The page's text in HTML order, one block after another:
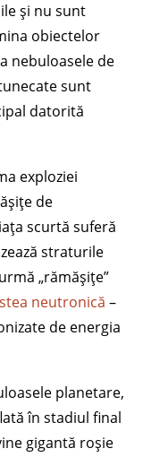
și nu sunt
obiectelor
nebuloasele de
sunt
datorită
exploziei
de
scurtă suferă
straturile
„rămășițe”
stea neutronică –
de energia
planetare,
în stadiul final
gigantă roșie